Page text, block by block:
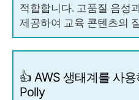
적합합니다. 고품질 음성
제공하여 교육 콘텐츠의
👍 AWS 생태계를 사
Polly